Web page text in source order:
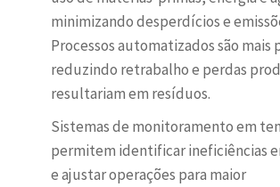
minimizando desperdícios e
Processos automatizados são mais
reduzindo retrabalho e perdas
resultariam em resíduos.
Sistemas de monitoramento em
permitem identificar ineficiências
e ajustar operações para maior